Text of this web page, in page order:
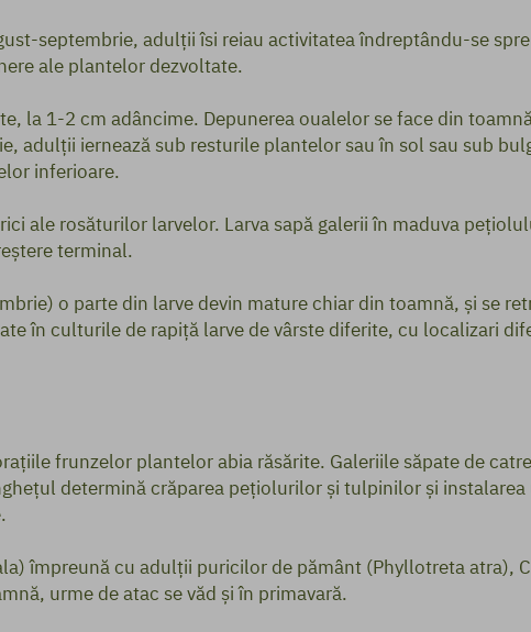
septembrie, adulții îsi reiau activitatea îndreptându-se
ale plantelor dezvoltate.
la 1-2 cm adâncime. Depunerea oualelor se face din
adulții iernează sub resturile plantelor sau în sol sau sub
inferioare.
ale rosăturilor larvelor. Larva sapă galerii în maduva
terminal.
o parte din larve devin mature chiar din toamnă, și se
în culturile de rapiță larve de vârste diferite, cu localizari
frunzelor plantelor abia răsărite. Galeriile săpate de
determină crăparea pețiolurilor și tulpinilor și
împreună cu adulții puricilor de pământ (Phyllotreta atra),
urme de atac se văd și în primavară.